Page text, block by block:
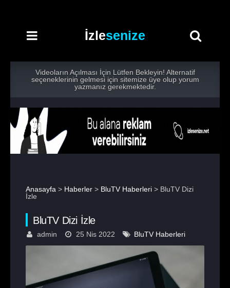
İzlesenize
Videoların Açılması İçin Lütfen Bekleyin! Alternatif
seçeneklerinin gelmesi için sitemize üye olup yorum
yazmanız gerekmektedir.
Anasayfa > Haberler > BluTV Haberleri > BluTV Dizi
İzle
BluTV Dizi İzle
admin 25 Nis 2022 BluTV Haberleri